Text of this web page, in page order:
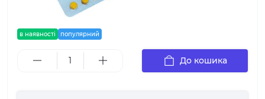
в наявності популярний
До кошика